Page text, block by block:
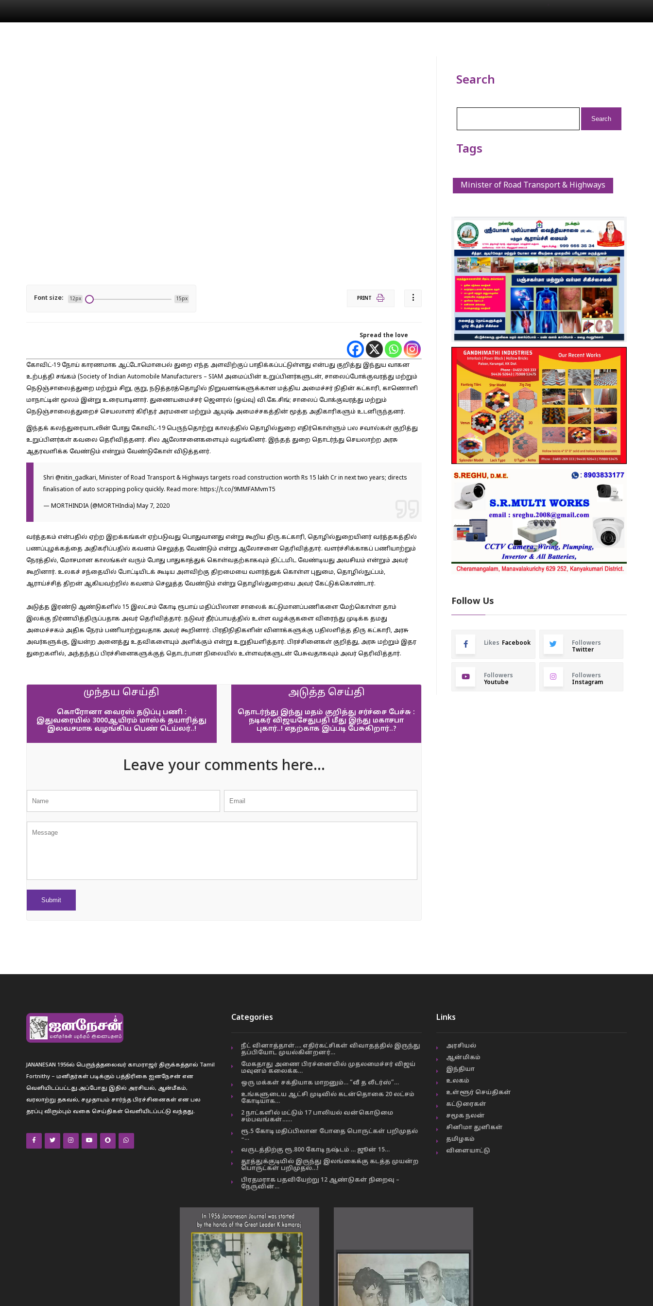
Font size: 12px 15px PRINT
Spread the love
கோவிட்-19 நோய் காரணமாக ஆட்டோமொபைல் துறை எந்த அளவிற்குப் பாதிக்கப்பட்டுள்ளது என்பது குறித்து இந்துய வாகன
உற்பத்தி சங்கம் (Society of Indian Automobile Manufacturers – SIAM அமைப்பின் உறுப்பினர்களுடன், சாலைப்போக்குவரத்து மற்றும்
நெடுஞ்சாலைத்துறை மற்றும் சிறு, குறு, நடுத்தரத்தொழில் நிறுவனங்களுக்கான மத்திய அமைச்சர் நிதின் கட்காரி, காணொளி
மாநாட்டின் மூலம் இன்று உரையாடினார். துணையமைச்சர் ஜெனரல் (ஓய்வு) வி.கே.சிங்; சாலைப் போக்குவரத்து மற்றும்
நெடுஞ்சாலைத்துறைச் செயலாளர் கிரிதர் அரமனை மற்றும் ஆயுஷ் அமைச்சகத்தின் மூத்த அதிகாரிகளும் உடனிருந்தனர்.
இந்தக் கலந்துரையாடலின் போது கோவிட்-19 பெருந்தொற்று காலத்தில் தொழில்துறை எதிர்கொள்ளும் பல சவால்கள் குறித்து
உறுப்பினர்கள் கவலை தெரிவித்தனர். சில ஆலோசனைகளையும் வழங்கினர். இந்தத் துறை தொடர்ந்து செயலாற்ற அரசு
ஆதரவளிக்க வேண்டும் என்றும் வேண்டுகோள் விடுத்தனர்.
Shri @nitin_gadkari, Minister of Road Transport & Highways targets road construction worth Rs 15 lakh Cr in next two years; directs
finalisation of auto scrapping policy quickly. Read more: https://t.co/9MMFAMvmT5
— MORTHINDIA (@MORTHIndia) May 7, 2020
வர்த்தகம் என்பதில் ஏற்ற இறக்கங்கள் ஏற்படுவது பொதுவானது என்று கூறிய திரு.கட்காரி, தொழில்துறையினர் வர்த்தகத்தில்
பணப்புழக்கத்தை அதிகரிப்பதில் கவனம் செலுத்த வேண்டும் என்று ஆலோசனை தெரிவித்தார். வளர்ச்சிக்காகப் பணியாற்றும்
நேரத்தில், மோசமான காலங்கள் வரும் போது பாதுகாத்துக் கொள்வதற்காகவும் திட்டமிட வேண்டியது அவசியம் என்றும் அவர்
கூறினார். உலகச் சந்தையில் போட்டியிடக் கூடிய அளவிற்கு திறமையை வளர்த்துக் கொள்ள புதுமை, தொழில்நுட்பம்,
ஆராய்ச்சித் திறன் ஆகியவற்றில் கவனம் செலுத்த வேண்டும் என்று தொழில்துறையை அவர் கேட்டுக்கொண்டார்.
அடுத்த இரண்டு ஆண்டுகளில் 15 இலட்சம் கோடி ரூபாய் மதிப்பிலான சாலைக் கட்டுமானப்பணிகளை மேற்கொள்ள தாம்
இலக்கு நிர்ணயித்திருப்பதாக அவர் தெரிவித்தார். நடுவர் தீர்ப்பாயத்தில் உள்ள வழக்குகளை விரைந்து முடிக்க தமது
அமைச்சகம் அதிக நேரம் பணியாற்றுவதாக அவர் கூறினார். பிரதிநிதிகளின் வினாக்களுக்கு பதிலளித்த திரு கட்காரி, அரசு
அவர்களுக்கு, இயன்ற அனைத்து உதவிகளையும் அளிக்கும் என்று உறுதியளித்தார். பிரச்சினைகள் குறித்து, அரசு மற்றும் இதர
துறைகளில், அந்தந்தப் பிரச்சினைகளுக்குத் தொடர்பான நிலையில் உள்ளவர்களுடன் பேசுவதாகவும் அவர் தெரிவித்தார்.
முந்தய செய்தி
கொரோனா வைரஸ் தடுப்பு பணி :
இதுவரையில் 3000ஆயிரம் மாஸ்க் தயாரித்து
இலவசமாக வழங்கிய பெண் டெய்லர்..!
அடுத்த செய்தி
தொடர்ந்து இந்து மதம் குறித்து சர்ச்சை பேச்சு :
நடிகர் விஜயசேதுபதி மீது இந்து மகாசபா
புகார்..! எதற்காக இப்படி பேசுகிறார்..?
Leave your comments here...
Search
Tags
Minister of Road Transport & Highways
Follow Us
Likes Facebook
Followers
Twitter
Followers
Youtube
Followers
Instagram
JANANESAN 1956ல் பெருந்த்தலைவர் காமராஜர் திருக்கத்தால் Tamil
Fortnithy – மனிதர்கள் படிக்கும் பத்திரிகை ஐனநேசன் என
வெளியிடப்பட்டது.அப்போது இதில் அரசியல், ஆன்மீகம்,
வரலாற்று தகவல், சமுதாயம் சார்ந்த பிரச்சினைகள் என பல
தரப்பு விரும்பும் வகை செய்திகள் வெளியிடப்பட்டு வந்தது.
Categories
நீட் வினாத்தாள்…. எதிர்கட்சிகள் விவாதத்தில் இருந்து
தப்பியோட முயல்கின்றனர்…
மேகதாது அணை பிரச்னையில் முதலமைச்சர் விஜய்
மவுனம் கலைக்க…
ஒரு மக்கள் சக்தியாக மாறனும்… “வீ த லீடர்ஸ்”…
உங்களுடைய ஆட்சி முடிவில் கடன்தொகை 20 லட்சம்
கோடியாக…
2 நாட்களில் மட்டும் 17 பாலியல் வன்கொடுமை
சம்பவங்கள்……
ரூ.5 கோடி மதிப்பிலான போதை பொருட்கள் பறிமுதல்
–…
வருடத்திற்கு ரூ.800 கோடி நஷ்டம் … ஜூன் 15…
தூத்துக்குடியில் இருந்து இலங்கைக்கு கடத்த முயன்ற
பொருட்கள் பறிமுதல்…!
பிரதமராக பதவியேற்று 12 ஆண்டுகள் நிறைவு –
நேருவின்…
Links
அரசியல்
ஆன்மிகம்
இந்தியா
உலகம்
உள்ளூர் செய்திகள்
கட்டுரைகள்
சமூக நலன்
சினிமா துளிகள்
தமிழகம்
விளையாட்டு